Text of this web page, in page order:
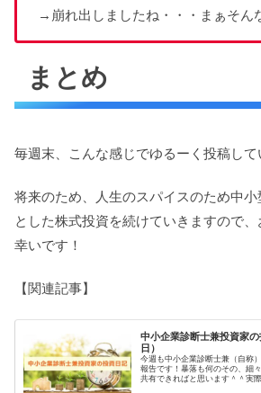
→崩れ出しましたね・・・まぁそん
まとめ
毎週末、こんな感じでゆるーく投稿して
将来のため、人生のスパイスのため中
とした株式投資を続けていきますので
幸いです！
【関連記事】
中小企業診断士兼投資家
日）
今週も中小企業診断士兼（自称
報告です！暴落も何のその、細
共有できればと思います＾＾実